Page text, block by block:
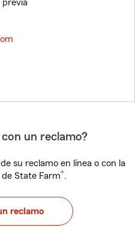
previa
un reclamo?
su reclamo en línea o con la
State Farm®.
reclamo